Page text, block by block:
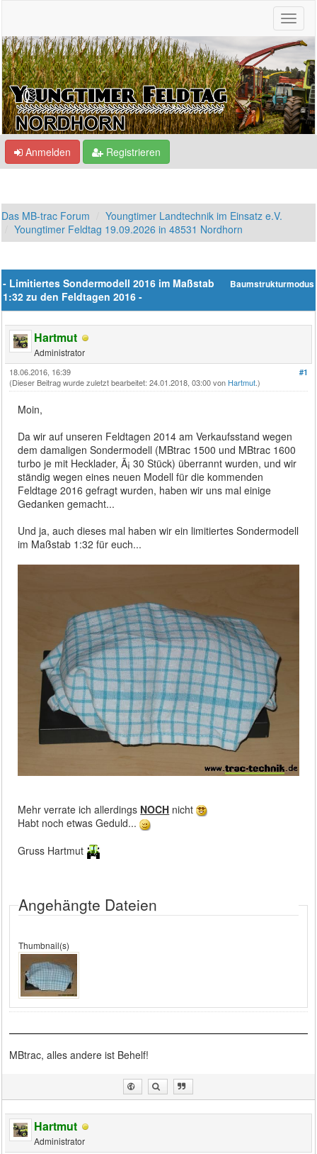
Anmelden Registrieren
Das MB-trac Forum
Youngtimer Landtechnik im Einsatz e.V.
Youngtimer Feldtag 19.09.2026 in 48531 Nordhorn
Baumstrukturmodus
- Limitiertes Sondermodell 2016 im Maßstab
1:32 zu den Feldtagen 2016 -
Hartmut
Administrator
#1
18.06.2016, 16:39
(Dieser Beitrag wurde zuletzt bearbeitet: 24.01.2018, 03:00 von Hartmut.)
Moin,
Da wir auf unseren Feldtagen 2014 am Verkaufsstand wegen
dem damaligen Sondermodell (MBtrac 1500 und MBtrac 1600
turbo je mit Hecklader, Ã¡ 30 Stück) überrannt wurden, und wir
ständig wegen eines neuen Modell für die kommenden
Feldtage 2016 gefragt wurden, haben wir uns mal einige
Gedanken gemacht...
Und ja, auch dieses mal haben wir ein limitiertes Sondermodell
im Maßstab 1:32 für euch...
Mehr verrate ich allerdings NOCH nicht
Habt noch etwas Geduld...
Gruss Hartmut
Angehängte Dateien
Thumbnail(s)
MBtrac, alles andere ist Behelf!
Hartmut
Administrator